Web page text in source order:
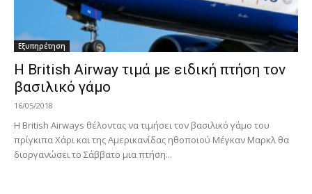
Εξυπηρέτηση
Η British Airway τιμά με ειδική πτήση τον
βασιλικό γάμο
16/05/2018
Η British Airways θέλοντας να τιμήσει τον βασιλικό γάμο του
πρίγκιπα Χάρι και της Αμερικανίδας ηθοποιού Μέγκαν Μαρκλ θα
διοργανώσει το Σάββατο μια πτήση...